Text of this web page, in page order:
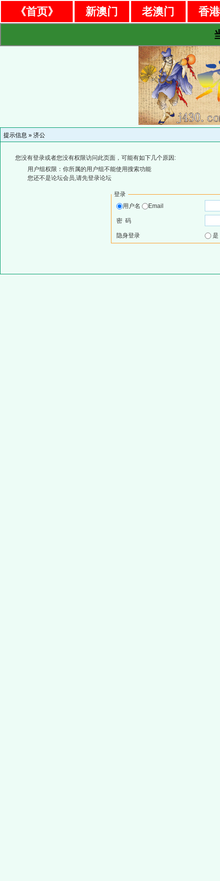
《首页》 新澳门 老澳门
香
提示信息 » 济公
您没有登录或者您没有权限访问此页面，可能有如下几个原因:
用户组权限：你所属的用户组不能使用搜索功能
您还不是论坛会员,请先登录论坛
登录
用户名
Email
密 码
隐身登录